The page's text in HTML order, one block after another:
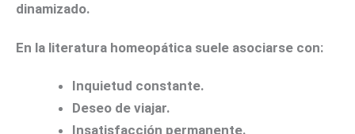
dinamizado.
En la literatura homeopática suele asociarse con:
Inquietud constante.
Deseo de viajar.
Insatisfacción permanente.